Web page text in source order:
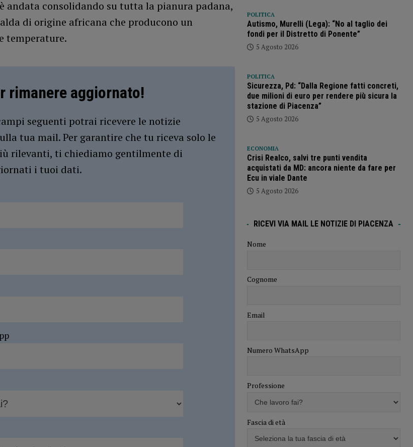
andata consolidando su tutta la pianura padana,
di origine africana che producono un
temperature.
rimanere aggiornato!
seguenti potrai ricevere le notizie
tua mail. Per garantire che tu riceva solo le
rilevanti, ti chiediamo gentilmente di
i tuoi dati.
POLITICA
Autismo, Murelli (Lega): “No al taglio dei
fondi per il Distretto di Ponente”
5 Agosto 2026
POLITICA
Sicurezza, Pd: “Dalla Regione fatti concreti,
due milioni di euro per rendere più sicura la
stazione di Piacenza”
5 Agosto 2026
ECONOMIA
Crisi Realco, salvi tre punti vendita
acquistati da MD: ancora niente da fare per
Ecu in viale Dante
5 Agosto 2026
RICEVI VIA MAIL LE NOTIZIE DI PIACENZA
Nome
Cognome
Email
Numero WhatsApp
Professione
Fascia di età